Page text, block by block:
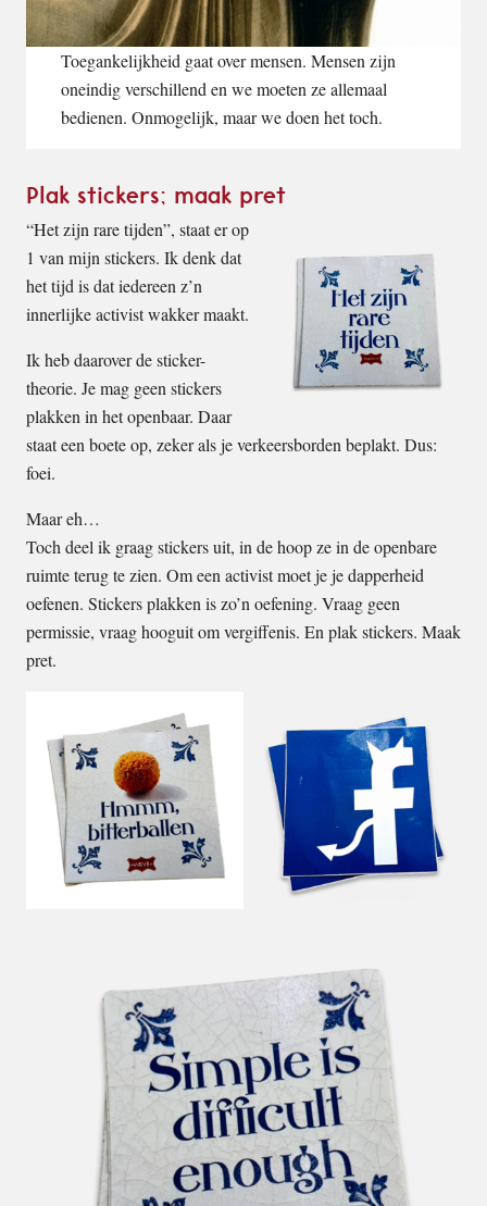
Toegankelijkheid gaat over mensen. Mensen zijn
oneindig verschillend en we moeten ze allemaal
bedienen. Onmogelijk, maar we doen het toch.
Plak stickers; maak pret
“Het zijn rare tijden”, staat er op
1 van mijn stickers. Ik denk dat
het tijd is dat iedereen z’n
innerlijke activist wakker maakt.
Ik heb daarover de sticker-
theorie. Je mag geen stickers
plakken in het openbaar. Daar
staat een boete op, zeker als je verkeersborden beplakt. Dus:
foei.
Maar eh…
Toch deel ik graag stickers uit, in de hoop ze in de openbare
ruimte terug te zien. Om een activist moet je je dapperheid
oefenen. Stickers plakken is zo’n oefening. Vraag geen
permissie, vraag hooguit om vergiffenis. En plak stickers. Maak
pret.